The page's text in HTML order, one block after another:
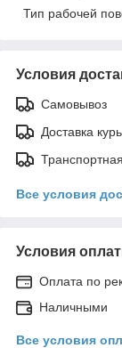
Тип рабочей
Условия
Самовывоз
Доставка
Все условия
Условия
Оплата по
Наличными
Все условия